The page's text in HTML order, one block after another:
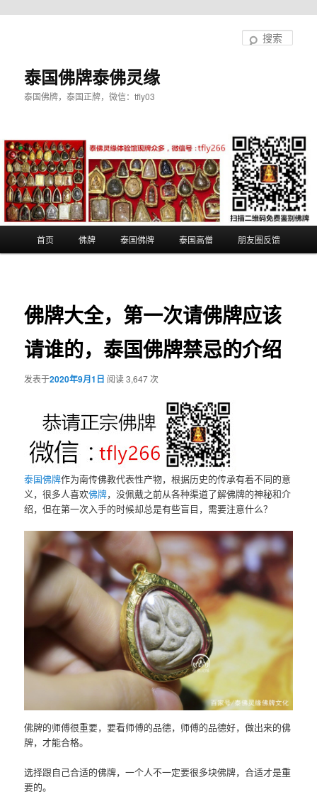
泰国佛牌泰佛灵缘
泰国佛牌，泰国正牌，微信：tfly03
首页 佛牌 泰国佛牌 泰国高僧 朋友圈反馈
佛牌大全，第一次请佛牌应该
请谁的，泰国佛牌禁忌的介绍
发表于2020年9月1日 阅读 3,647 次
泰国佛牌作为南传佛教代表性产物，根据历史的传承有着不同的意
义，很多人喜欢佛牌，没佩戴之前从各种渠道了解佛牌的神秘和介
绍，但在第一次入手的时候却总是有些盲目，需要注意什么？
佛牌的师傅很重要，要看师傅的品德，师傅的品德好，做出来的佛
牌，才能合格。
选择跟自己合适的佛牌，一个人不一定要很多块佛牌，合适才是重
要的。